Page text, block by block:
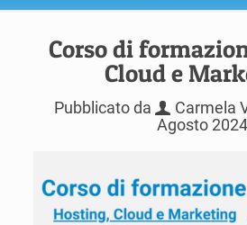
Corso di
Cloud e
Pubblicato da Carmela
Agosto 2024